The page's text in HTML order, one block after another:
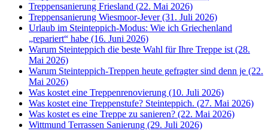
Treppensanierung Friesland (22. Mai 2026)
Treppensanierung Wiesmoor-Jever (31. Juli 2026)
Urlaub im Steinteppich-Modus: Wie ich Griechenland
„repariert“ habe (16. Juni 2026)
Warum Steinteppich die beste Wahl für Ihre Treppe ist (28.
Mai 2026)
Warum Steinteppich-Treppen heute gefragter sind denn je (22.
Mai 2026)
Was kostet eine Treppenrenovierung (10. Juli 2026)
Was kostet eine Treppenstufe? Steinteppich. (27. Mai 2026)
Was kostet es eine Treppe zu sanieren? (22. Mai 2026)
Wittmund Terrassen Sanierung (29. Juli 2026)